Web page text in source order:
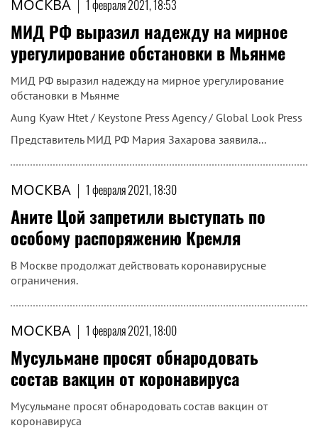
МОСКВА | 1 февраля 2021, 18:53
МИД РФ выразил надежду на мирное
урегулирование обстановки в Мьянме
МИД РФ выразил надежду на мирное урегулирование
обстановки в Мьянме
Aung Kyaw Htet / Keystone Press Agency / Global Look Press
Представитель МИД РФ Мария Захарова заявила...
МОСКВА | 1 февраля 2021, 18:30
Аните Цой запретили выступать по
особому распоряжению Кремля
В Москве продолжат действовать коронавирусные
ограничения.
МОСКВА | 1 февраля 2021, 18:00
Мусульмане просят обнародовать
состав вакцин от коронавируса
Мусульмане просят обнародовать состав вакцин от
коронавируса